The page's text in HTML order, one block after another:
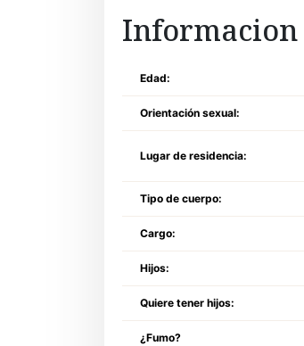
Informacion
Edad:
Orientación sexual:
Lugar de residencia:
Tipo de cuerpo:
Cargo:
Hijos:
Quiere tener hijos:
¿Fumo?